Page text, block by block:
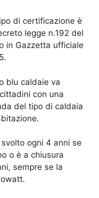
di certificazione è
legge n.192 del
in Gazzetta ufficiale
blu caldaie va
con una
del tipo di caldaia
ogni 4 anni se
o è a chiusura
sempre se la